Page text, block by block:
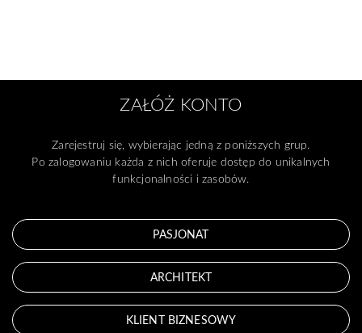
ZAŁÓŻ KONTO
Zarejestruj się, wybierając jedną z poniższych grup.
Po zalogowaniu każda z nich oferuje dostęp do unikalnych
funkcjonalności i zasobów.
PASJONAT
ARCHITEKT
KLIENT BIZNESOWY